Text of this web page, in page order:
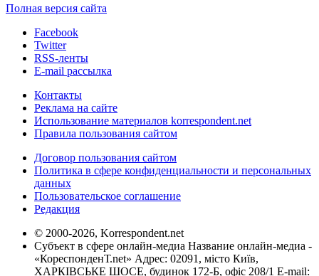
Полная версия сайта
Facebook
Twitter
RSS-ленты
E-mail рассылка
Контакты
Реклама на сайте
Использование материалов korrespondent.net
Правила пользования сайтом
Договор пользования сайтом
Политика в сфере конфиденциальности и персональных
данных
Пользовательское соглашение
Редакция
© 2000-2026, Korrespondent.net
Субъект в сфере онлайн-медиа Название онлайн-медиа -
«КореспонденТ.net» Адрес: 02091, місто Київ,
ХАРКІВСЬКЕ ШОСЕ, будинок 172-Б, офіс 208/1 E-mail: